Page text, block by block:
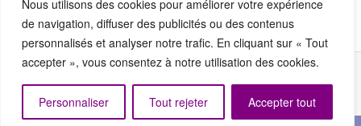
Nous utilisons des cookies pour améliorer votre expérience
de navigation, diffuser des publicités ou des contenus
personnalisés et analyser notre trafic. En cliquant sur « Tout
accepter », vous consentez à notre utilisation des cookies.
Personnaliser Tout rejeter Accepter tout
Fièrement propulsé par WordPress